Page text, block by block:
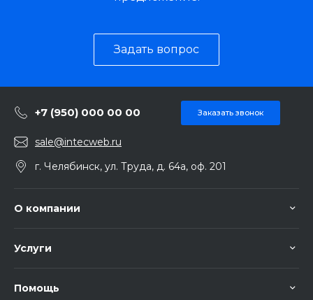
Задать вопрос
+7 (950) 000 00 00 Заказать звонок
sale@intecweb.ru
г. Челябинск, ул. Труда, д. 64а, оф. 201
О компании
Услуги
Помощь